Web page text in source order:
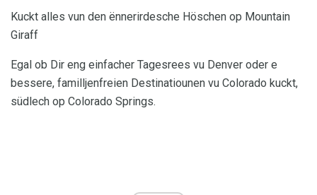
Kuckt alles vun den ënnerirdesche Höschen op Mountain
Giraff
Egal ob Dir eng einfacher Tagesrees vu Denver oder e
bessere, familljenfreien Destinatiounen vu Colorado kuckt,
südlech op Colorado Springs.